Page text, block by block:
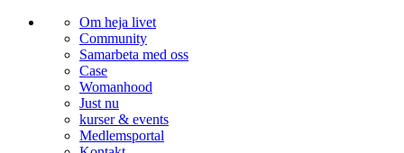
Om heja livet
Community
Samarbeta med oss
Case
Womanhood
Just nu
kurser & events
Medlemsportal